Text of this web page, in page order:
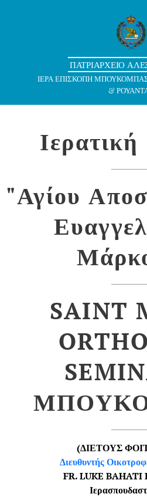
ΠΑΤΡΙΑΡΧΕΙΟ
ΙΕΡΑ ΕΠΙΣΚΟΠΗ
&
"Αγίου
SAINT
(ΔΙΕΤΟΥΣ
Διευθυντής
FR. LUKE BAHATI